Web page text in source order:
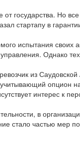
государства. Но
стартапу в
испытания
Однако
из
опцион
интерес к
в
стало частью мер